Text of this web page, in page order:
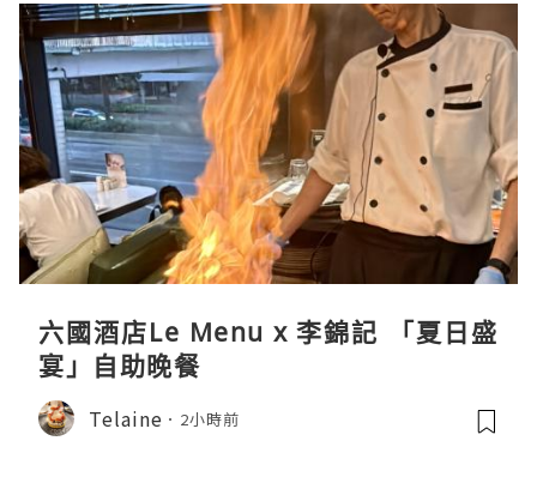
六國酒店Le Menu x 李錦記 「夏日盛
宴」自助晚餐
Telaine 2小時前